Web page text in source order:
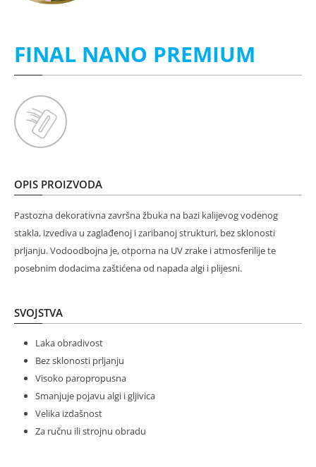
FINAL NANO PREMIUM
OPIS PROIZVODA
Pastozna dekorativna završna žbuka na bazi kalijevog vodenog
stakla, izvediva u zaglađenoj i zaribanoj strukturi, bez sklonosti
prljanju. Vodoodbojna je, otporna na UV zrake i atmosferilije te
posebnim dodacima zaštićena od napada algi i plijesni.
SVOJSTVA
Laka obradivost
Bez sklonosti prljanju
Visoko paropropusna
Smanjuje pojavu algi i gljivica
Velika izdašnost
Za ručnu ili strojnu obradu